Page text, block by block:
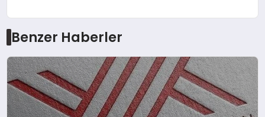
Benzer Haberler